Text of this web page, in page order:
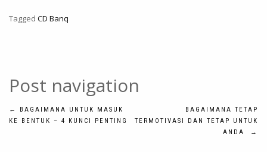
Tagged CD Banq
Post navigation
←
BAGAIMANA UNTUK MASUK
KE BENTUK – 4 KUNCI PENTING
BAGAIMANA TETAP
TERMOTIVASI DAN TETAP UNTUK
ANDA
→